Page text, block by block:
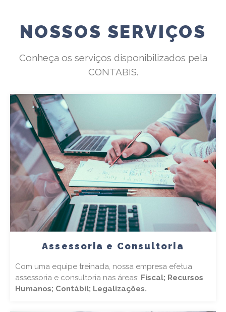
NOSSOS SERVIÇOS
Conheça os serviços disponibilizados pela
CONTABIS.
Assessoria e Consultoria
Com uma equipe treinada, nossa empresa efetua
assessoria e consultoria nas áreas: Fiscal; Recursos
Humanos; Contábil; Legalizações.